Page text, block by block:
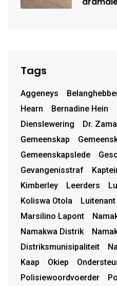
Tags
Aggeneys
Hearn
Bernadine Hein
Dienslewering
Dr.
Gemeenskap
Gemeenskapslede
Gevangenisstraf
Kimberley
Leerders
Koliswa Otola
Marsilino Lapont
Namakwa Distrik
Distriksmunisipaliteit
Kaap
Okiep
Polisiewoordvoerder